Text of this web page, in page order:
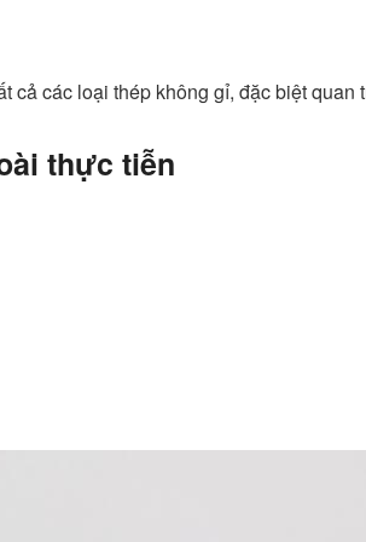
cả các loại thép không gỉ, đặc biệt quan
thực tiễn